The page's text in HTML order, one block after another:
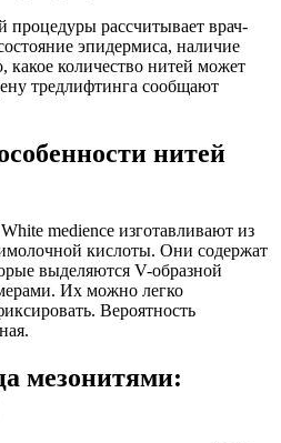
рассчитывает врач-
эпидермиса, наличие
какое количество нитей может
тредлифтинга сообщают
нитей
medience изготавливают из
кислоты. Они содержат
выделяются V-образной
Их можно легко
Вероятность
мезонитями: